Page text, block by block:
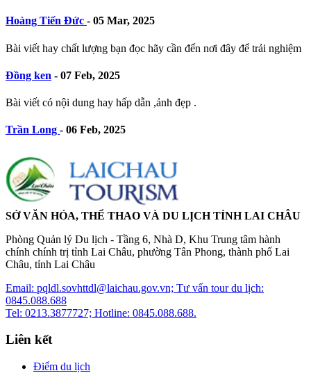
Hoàng Tiến Đức - 05 Mar, 2025
Bài viết hay chất lượng bạn đọc hãy cần đến nơi đây để trải nghiệm
Đồng ken - 07 Feb, 2025
Bài viết có nội dung hay hấp dẫn ,ảnh đẹp .
Trần Long - 06 Feb, 2025
SỞ VĂN HÓA, THỂ THAO VÀ DU LỊCH TỈNH LAI CHÂU
Phòng Quản lý Du lịch - Tầng 6, Nhà D, Khu Trung tâm hành
chính chính trị tỉnh Lai Châu, phường Tân Phong, thành phố Lai
Châu, tỉnh Lai Châu
Email: pqldl.sovhttdl@laichau.gov.vn; Tư vấn tour du lịch:
0845.088.688
Tel: 0213.3877727; Hotline: 0845.088.688.
Liên kết
Điểm du lịch